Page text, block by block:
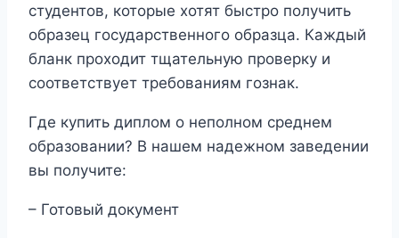
студентов, которые хотят быстро получить
образец государственного образца. Каждый
бланк проходит тщательную проверку и
соответствует требованиям гознак.
Где купить диплом о неполном среднем
образовании? В нашем надежном заведении
вы получите:
– Готовый документ